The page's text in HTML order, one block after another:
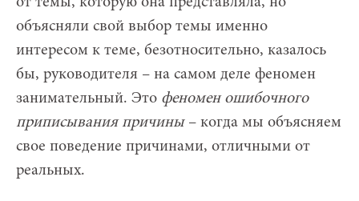
объясняли свой выбор темы именно
интересом к теме, безотносительно, казалось
бы, руководителя – на самом деле феномен
занимательный. Это феномен ошибочного
приписывания причины– когда мы объясняем
свое поведение причинами, отличными от
реальных.